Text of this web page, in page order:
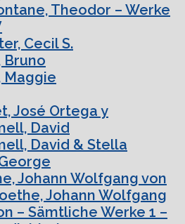
Theodor – Werke
Cecil S.
Bruno
Maggie
José Ortega y
David
David & Stella
Johann Wolfgang von
Johann Wolfgang
– Sämtliche Werke 1 –